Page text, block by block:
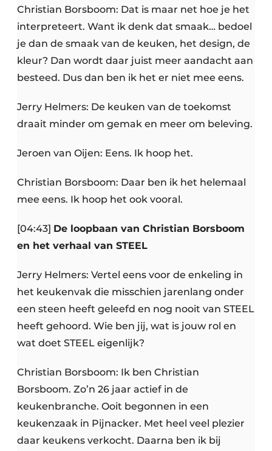
Christian Borsboom: Dat is maar net hoe je het
interpreteert. Want ik denk dat smaak… bedoel
je dan de smaak van de keuken, het design, de
kleur? Dan wordt daar juist meer aandacht aan
besteed. Dus dan ben ik het er niet mee eens.
Jerry Helmers: De keuken van de toekomst
draait minder om gemak en meer om beleving.
Jeroen van Oijen: Eens. Ik hoop het.
Christian Borsboom: Daar ben ik het helemaal
mee eens. Ik hoop het ook vooral.
[04:43] De loopbaan van Christian Borsboom
en het verhaal van STEEL
Jerry Helmers: Vertel eens voor de enkeling in
het keukenvak die misschien jarenlang onder
een steen heeft geleefd en nog nooit van STEEL
heeft gehoord. Wie ben jij, wat is jouw rol en
wat doet STEEL eigenlijk?
Christian Borsboom: Ik ben Christian
Borsboom. Zo’n 26 jaar actief in de
keukenbranche. Ooit begonnen in een
keukenzaak in Pijnacker. Met heel veel plezier
daar keukens verkocht. Daarna ben ik bij